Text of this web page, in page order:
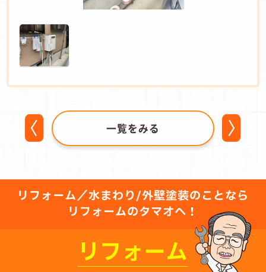
一覧をみる
リフォーム／水まわり/外壁塗装のことなら
リフォームのタマオへ！
リフォーム